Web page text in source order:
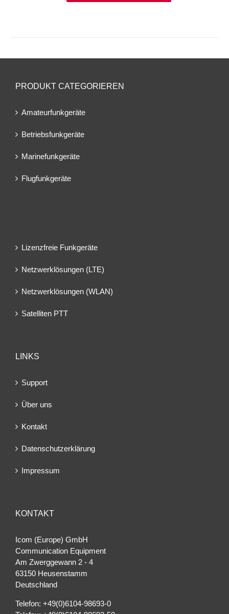
PRODUKT CATEGORIEREN
Amateurfunkgeräte
Betriebsfunkgeräte
Marinefunkgeräte
Flugfunkgeräte
Lizenzfreie Funkgeräte
Netzwerklösungen (LTE)
Netzwerklösungen (WLAN)
Satelliten PTT
LINKS
Support
Über uns
Kontakt
Datenschutzerklärung
Impressum
KONTAKT
Icom (Europe) GmbH
Communication Equipment
Am Zwerggewann 2 ‐ 4
63150 Heusenstamm
Deutschland
Telefon: +49(0)6104-98693-0